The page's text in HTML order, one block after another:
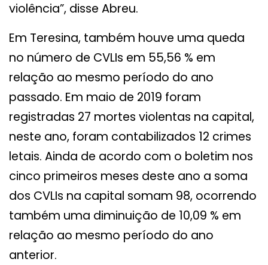
violência”, disse Abreu.
Em Teresina, também houve uma queda
no número de CVLIs em 55,56 % em
relação ao mesmo período do ano
passado. Em maio de 2019 foram
registradas 27 mortes violentas na capital,
neste ano, foram contabilizados 12 crimes
letais. Ainda de acordo com o boletim nos
cinco primeiros meses deste ano a soma
dos CVLIs na capital somam 98, ocorrendo
também uma diminuição de 10,09 % em
relação ao mesmo período do ano
anterior.